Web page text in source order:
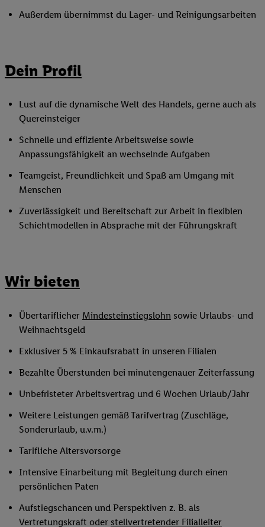
Außerdem übernimmst du Lager- und Reinigungsarbeiten
Dein Profil
Lust auf die dynamische Welt des Handels, gerne auch als
Quereinsteiger
Schnelle und effiziente Arbeitsweise sowie
Anpassungsfähigkeit an wechselnde Aufgaben
Teamgeist, Freundlichkeit und Spaß am Umgang mit
Menschen
Zuverlässigkeit und Bereitschaft zur Arbeit in flexiblen
Schichtmodellen in Absprache mit der Führungskraft
Wir bieten
Übertariflicher Mindesteinstiegslohn sowie Urlaubs- und
Weihnachtsgeld
Exklusiver 5 % Einkaufsrabatt in unseren Filialen
Bezahlte Überstunden bei minutengenauer Zeiterfassung
Unbefristeter Arbeitsvertrag und 6 Wochen Urlaub/Jahr
Weitere Leistungen gemäß Tarifvertrag (Zuschläge,
Sonderurlaub, u.v.m.)
Tarifliche Altersvorsorge
Intensive Einarbeitung mit Begleitung durch einen
persönlichen Paten
Aufstiegschancen und Perspektiven z. B. als
Vertretungskraft oder stellvertretender Filialleiter